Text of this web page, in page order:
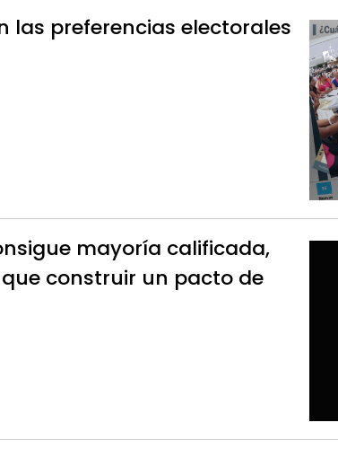
las preferencias electorales
mayoría calificada,
construir un pacto de